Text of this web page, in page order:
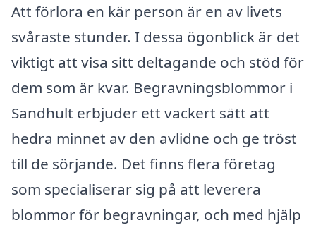
Att förlora en kär person är en av livets
svåraste stunder. I dessa ögonblick är det
viktigt att visa sitt deltagande och stöd för
dem som är kvar. Begravningsblommor i
Sandhult erbjuder ett vackert sätt att
hedra minnet av den avlidne och ge tröst
till de sörjande. Det finns flera företag
som specialiserar sig på att leverera
blommor för begravningar, och med hjälp